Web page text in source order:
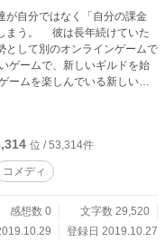
自分ではなく「自分の課金
まう。 彼は長年続けていた
として別のオンラインゲームで
ームで、新しいギルドを始
ムを楽しんでいる新しい仲
たある女プレイヤーに元の
に、地獄のギスギスオンライ
、架空世界、損得勘定、課
は、きっと運営だ！ ＊この
ます。
位 / 53,314件
コメディ
感想数 0
文字数 29,520
登録日 2019.10.27